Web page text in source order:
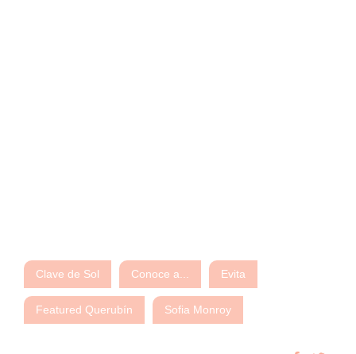
Clave de Sol Conoce a... Evita
Featured Querubín Sofia Monroy